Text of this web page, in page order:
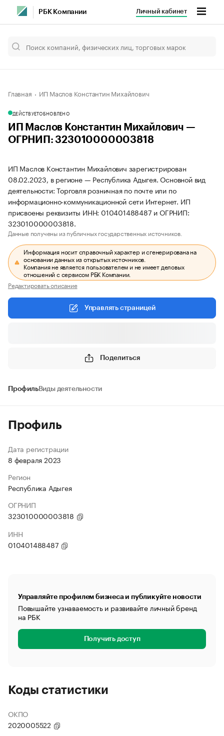
РБК Компании Личный кабинет
Главная ИП Маслов Константин Михайлович
ДЕЙСТВУЕТОБНОВЛЕНО
ИП Маслов Константин Михайлович —
ОГРНИП: 323010000003818
ИП Маслов Константин Михайлович зарегистрирован
08.02.2023, в регионе — Республика Адыгея. Основной вид
деятельности: Торговля розничная по почте или по
информационно-коммуникационной сети Интернет. ИП
присвоены реквизиты ИНН: 010401488487 и ОГРНИП:
323010000003818.
Данные получены из публичных государственных источников.
Информация носит справочный характер и сгенерирована на
основании данных из открытых источников.
Компания не является пользователем и не имеет деловых
отношений с сервисом РБК Компании.
Редактировать описание
Управлять страницей
Поделиться
ПрофильВиды деятельности
Профиль
Дата регистрации
8 февраля 2023
Регион
Республика Адыгея
ОГРНИП
323010000003818
ИНН
010401488487
Управляйте профилем бизнеса и публикуйте новости
Повышайте узнаваемость и развивайте личный бренд
на РБК
Получить доступ
Коды статистики
ОКПО
2020005522